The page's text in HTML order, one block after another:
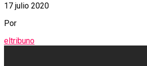
17 julio 2020
Por
eltribuno